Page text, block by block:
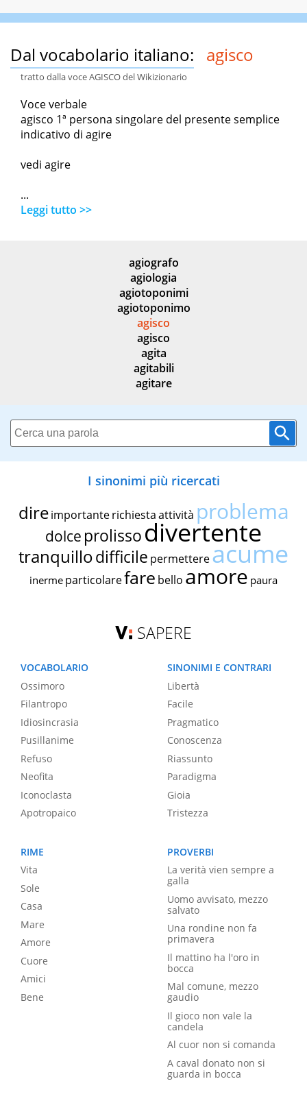
Dal vocabolario italiano: agisco
tratto dalla voce AGISCO del Wikizionario
Voce verbale
agisco 1ª persona singolare del presente semplice
indicativo di agire
vedi agire
...
Leggi tutto >>
agiografo
agiologia
agiotoponimi
agiotoponimo
agisco
agisco
agita
agitabili
agitare
I sinonimi più ricercati
dire importante richiestaattività problema
dolce prolissodivertente
tranquillodifficile permettereacume
inerme particolarefare bello amore paura
SAPERE
VOCABOLARIO
Ossimoro
Filantropo
Idiosincrasia
Pusillanime
Refuso
Neofita
Iconoclasta
Apotropaico
SINONIMI E CONTRARI
Libertà
Facile
Pragmatico
Conoscenza
Riassunto
Paradigma
Gioia
Tristezza
RIME
Vita
Sole
Casa
Mare
Amore
Cuore
Amici
Bene
PROVERBI
La verità vien sempre a
galla
Uomo avvisato, mezzo
salvato
Una rondine non fa
primavera
Il mattino ha l'oro in
bocca
Mal comune, mezzo
gaudio
Il gioco non vale la
candela
Al cuor non si comanda
A caval donato non si
guarda in bocca